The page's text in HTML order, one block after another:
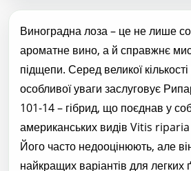
Виноградна лоза – це не лише
ароматне вино, а й справжнє
підщепи. Серед великої
особливої уваги заслуговує
101-14 – гібрид, що поєднав у
американських видів Vitis
Його часто недооцінюють, але
найкращих варіантів для легких